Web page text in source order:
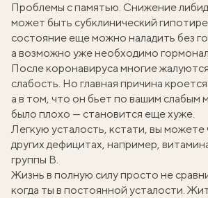
Проблемы с памятью. Снижение
может быть субклинический
состояние еще можно наладить без
а возможно уже необходимо
После коронавируса многие
слабость. Но главная причина
а в том, что он бьет по вашим слабым
было плохо — становится еще хуже.
Легкую усталость, кстати, вы можете
других дефицитах, например,
группы В.
Жизнь в полную силу просто не
когда ты в постоянной усталости.